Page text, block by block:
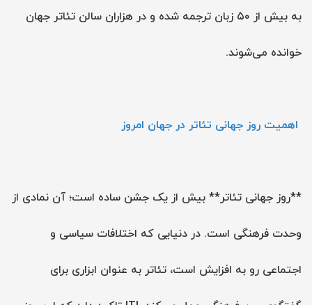
به بیش از ۵۰ زبان ترجمه شده و در هزاران سالن تئاتر جهان
خوانده می‌شوند.
اهمیت روز جهانی تئاتر در جهان امروز
**روز جهانی تئاتر** بیش از یک جشن ساده است؛ آن نمادی از
وحدت فرهنگی است. در دنیایی که اختلافات سیاسی و
اجتماعی رو به افزایش است، تئاتر به عنوان ابزاری برای